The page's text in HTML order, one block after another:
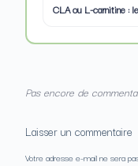
CLA ou L-carnitine :
Pas encore de
Laisser un commentaire
Votre adresse e-mail ne sera